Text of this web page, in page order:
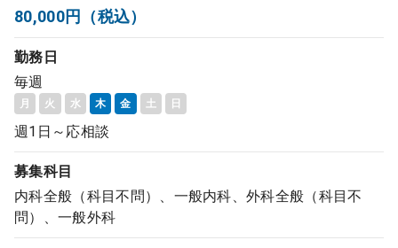
コンサルタント
成功事例
転職ノウハウ
0120-337-613
80,000円（税込）
勤務日
毎週
月 火 水 木 金 土 日
週1日～応相談
募集科目
内科全般（科目不問）、一般内科、外科全般（科目不
問）、一般外科